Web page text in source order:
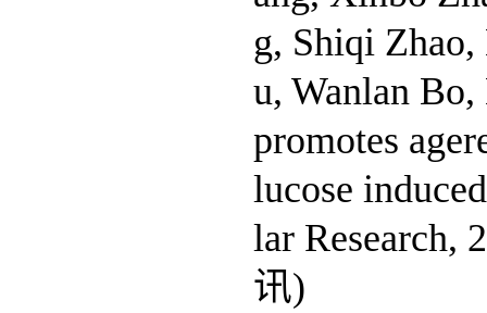
g, Shiqi
u, Wanlan
promotes
lucose
lar Research,
讯)